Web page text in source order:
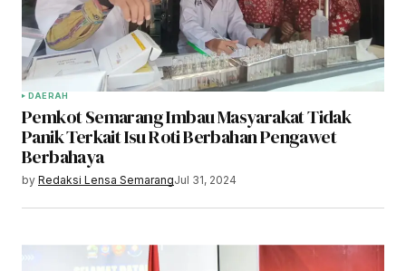
DAERAH
Pemkot Semarang Imbau Masyarakat Tidak
Panik Terkait Isu Roti Berbahan Pengawet
Berbahaya
by Redaksi Lensa SemarangJul 31, 2024